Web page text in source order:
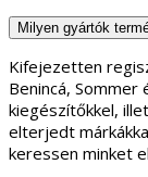
Milyen gyártók
Kifejezetten
Benincá,
kiegészítőkkel,
elterjedt
keressen minket